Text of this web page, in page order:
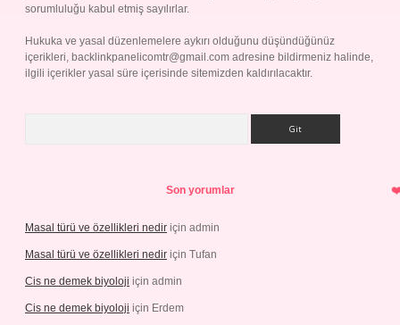
sorumluluğu kabul etmiş sayılırlar.
Hukuka ve yasal düzenlemelere aykırı olduğunu düşündüğünüz
içerikleri, backlinkpanelicomtr@gmail.com adresine bildirmeniz halinde,
ilgili içerikler yasal süre içerisinde sitemizden kaldırılacaktır.
Son yorumlar
Masal türü ve özellikleri nedir için admin
Masal türü ve özellikleri nedir için Tufan
Cis ne demek biyoloji için admin
Cis ne demek biyoloji için Erdem